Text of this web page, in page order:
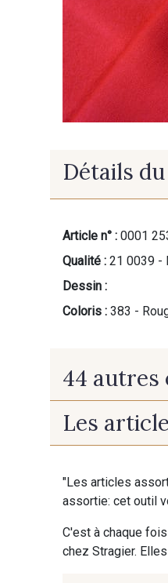
Détails
Article n° : 0001
Qualité : 21 0039 -
Dessin :
Coloris : 383 -
44 autres
800 - Noir
408 - Camel
NOUVEAU
02387 -
Les
"Les articles
assortie: cet outil
C'est à chaque
chez Stragier.